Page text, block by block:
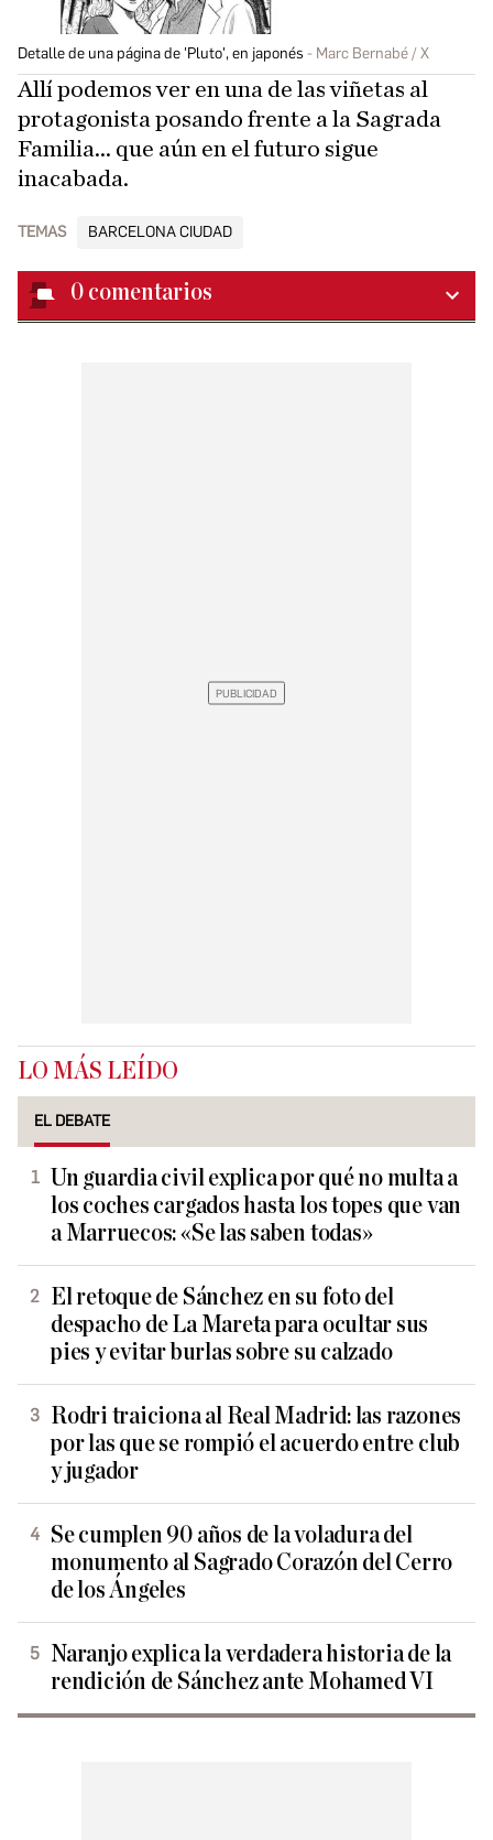
Detalle de una página de 'Pluto', en japonés Marc Bernabé / X
Allí podemos ver en una de las viñetas al
protagonista posando frente a la Sagrada
Familia... que aún en el futuro sigue
inacabada.
TEMAS BARCELONA CIUDAD
0 comentarios
LO MÁS LEÍDO
EL DEBATE
Un guardia civil explica por qué no multa a
los coches cargados hasta los topes que van
a Marruecos: «Se las saben todas»
El retoque de Sánchez en su foto del
despacho de La Mareta para ocultar sus
pies y evitar burlas sobre su calzado
Rodri traiciona al Real Madrid: las razones
por las que se rompió el acuerdo entre club
y jugador
Se cumplen 90 años de la voladura del
monumento al Sagrado Corazón del Cerro
de los Ángeles
Naranjo explica la verdadera historia de la
rendición de Sánchez ante Mohamed VI